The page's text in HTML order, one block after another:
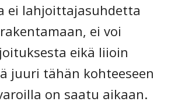
ei lahjoittajasuhdetta
ei voi
eikä liioin
juuri tähän kohteeseen
on saatu aikaan.